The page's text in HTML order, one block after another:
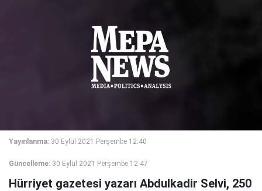
Yayınlanma: 30 Eylül 2021 Perşembe 12:40
Güncelleme: 30 Eylül 2021 Perşembe 12:47
Hürriyet gazetesi yazarı Abdulkadir Selvi, 250